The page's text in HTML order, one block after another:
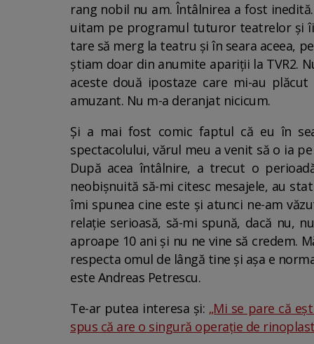
rang nobil nu am. Întâlnirea a fost
uitam pe programul tuturor teatrelor și îi
tare să merg la teatru și în seara aceea,
știam doar din anumite apariții la TVR2.
aceste două ipostaze care mi-au
amuzant. Nu m-a deranjat nicicum.
Și a mai fost comic faptul că eu în
spectacolului, vărul meu a venit să o ia
După acea întâlnire, a trecut o
neobișnuită să-mi citesc mesajele, au
îmi spunea cine este și atunci ne-am
relație serioasă, să-mi spună, dacă nu,
aproape 10 ani și nu ne vine să credem.
respecta omul de lângă tine și așa e
este Andreas Petrescu.
Te-ar putea interesa și: „Mi se pare că
spus că are o singură operație de